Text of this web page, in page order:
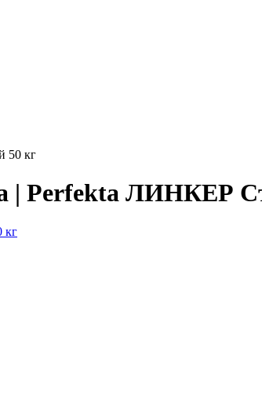
50 кг
| Perfekta ЛИНКЕР